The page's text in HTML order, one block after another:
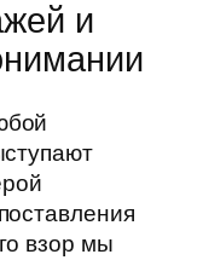
и
взор мы